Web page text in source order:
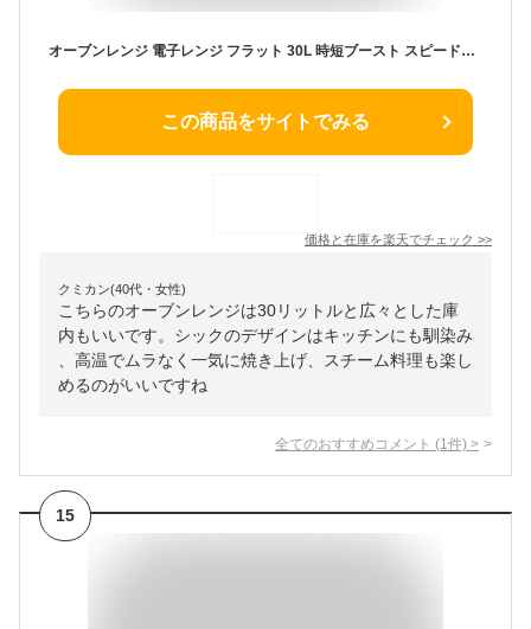
オーブンレンジ 電子レンジ フラット 30L 時短ブースト スピードあたため タイパレンジ スチームオーブンレンジ 2段調理 時短 タイパ コンベクション 高温熱風仕上げ 本格スチーム タンク式 アイリスオーヤマ MS-F3002 * [2512SE]
この商品をサイトでみる
価格と在庫を楽天でチェック >>
クミカン(40代・女性)
こちらのオーブンレンジは30リットルと広々とした庫
内もいいです。シックのデザインはキッチンにも馴染み
、高温でムラなく一気に焼き上げ、スチーム料理も楽し
めるのがいいですね
全てのおすすめコメント (1 件) >
15